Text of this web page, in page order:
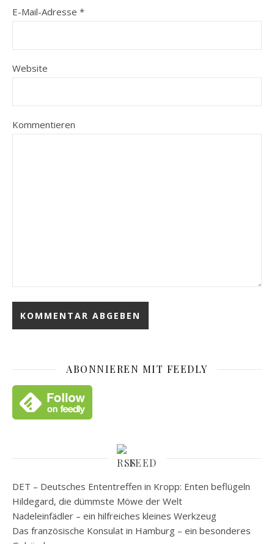
E-Mail-Adresse *
Website
Kommentieren
ABONNIEREN MIT FEEDLY
FEED
DET – Deutsches Ententreffen in Kropp: Enten beflügeln
Hildegard, die dümmste Möwe der Welt
Nadeleinfädler – ein hilfreiches kleines Werkzeug
Das französische Konsulat in Hamburg – ein besonderes